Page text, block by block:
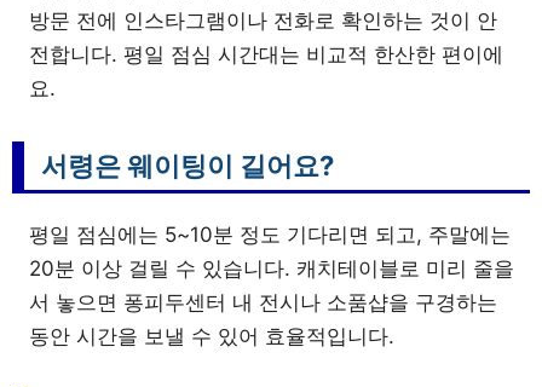
방문 전에 인스타그램이나 전화로 확인하는 것이 안
전합니다. 평일 점심 시간대는 비교적 한산한 편이에
요.
서령은 웨이팅이 길어요?
평일 점심에는 5~10분 정도 기다리면 되고, 주말에는
20분 이상 걸릴 수 있습니다. 캐치테이블로 미리 줄을
서 놓으면 퐁피두센터 내 전시나 소품샵을 구경하는
동안 시간을 보낼 수 있어 효율적입니다.